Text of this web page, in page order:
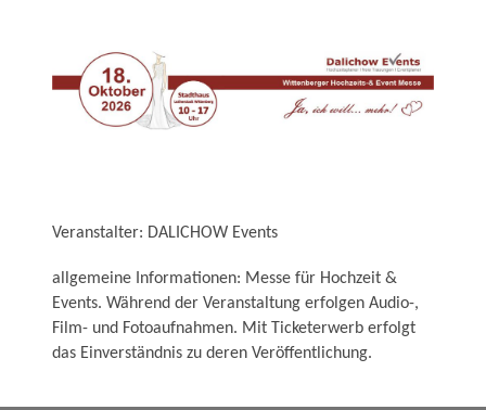
Veranstalter: DALICHOW Events
allgemeine Informationen: Messe für Hochzeit &
Events. Während der Veranstaltung erfolgen Audio-,
Film- und Fotoaufnahmen. Mit Ticketerwerb erfolgt
das Einverständnis zu deren Veröffentlichung.